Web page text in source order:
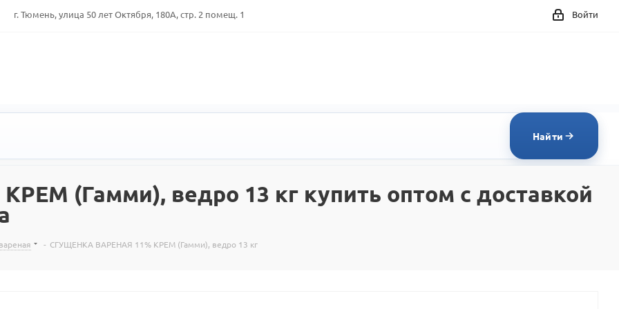
г. Тюмень, улица 50 лет Октября, 180А, стр. 2 помещ. 1 Войти
Найти
(Гамми), ведро 13 кг купить оптом с доставкой
- СГУЩЕНКА ВАРЕНАЯ 11% КРЕМ (Гамми), ведро 13 кг